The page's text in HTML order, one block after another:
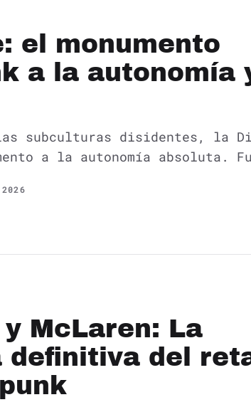
el monumento
a la autonomía
subculturas disidentes, la
a la autonomía absoluta.
McLaren: La
definitiva del